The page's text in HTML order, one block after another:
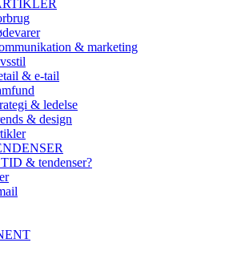
& marketing
& e-tail
& ledelse
& design
& tendenser?